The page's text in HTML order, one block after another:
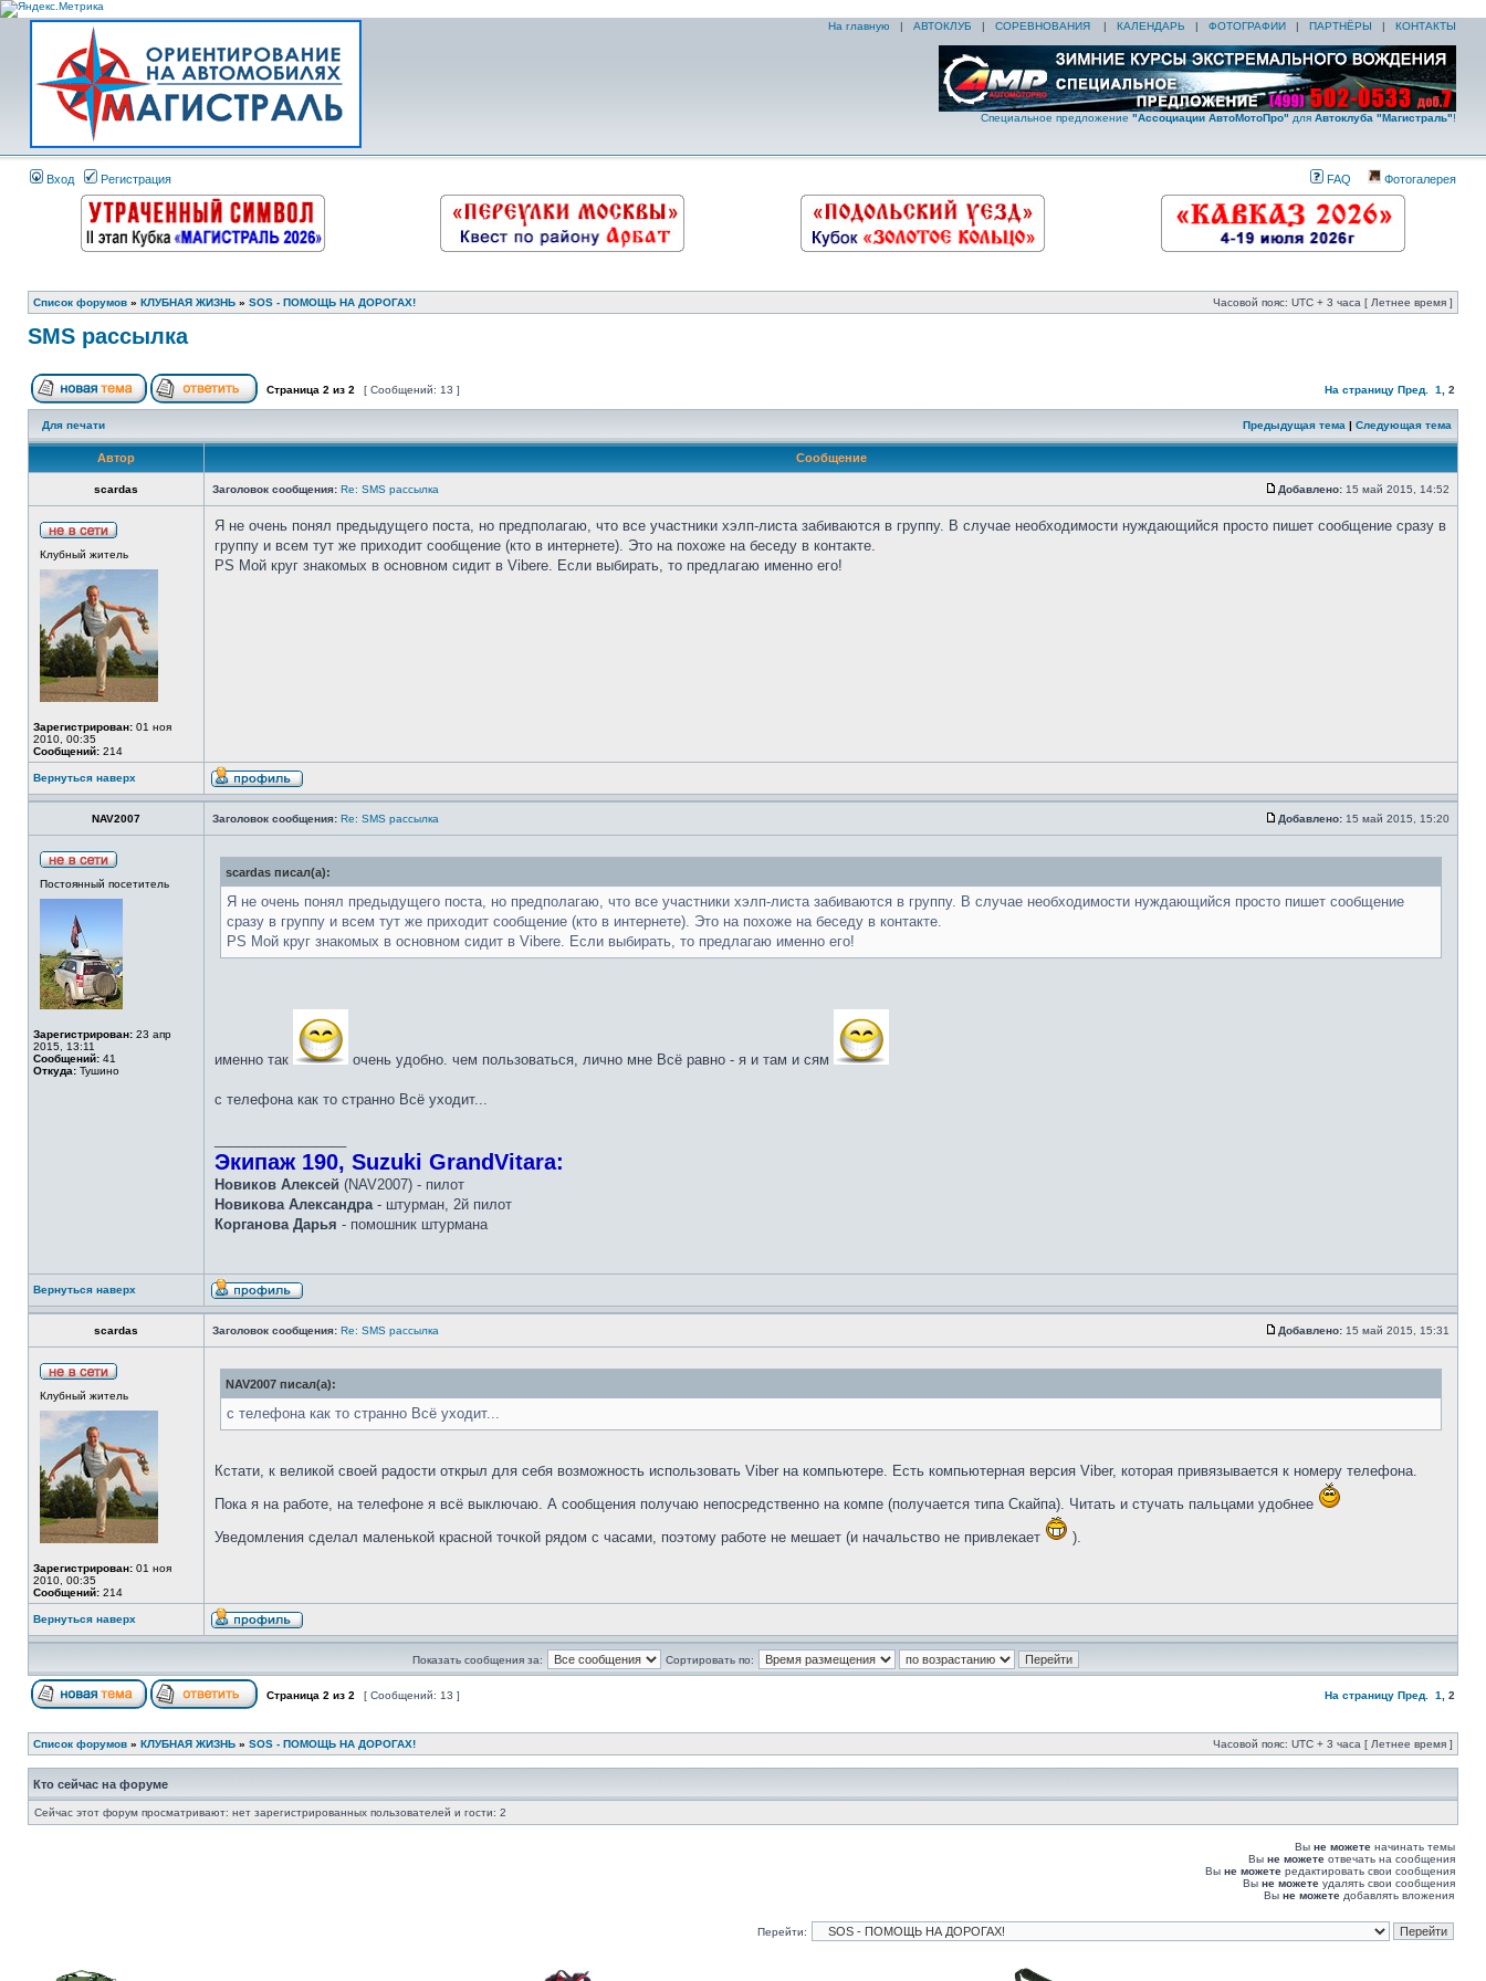
На главную | АВТОКЛУБ | СОРЕВНОВАНИЯ | КАЛЕНДАРЬ | ФОТОГРАФИИ | ПАРТНЁРЫ | КОНТАКТЫ
Специальное предложение "Ассоциации АвтоМотоПро" для Автоклуба "Магистраль"!
Вход Регистрация FAQ Фотогалерея
Список форумов » КЛУБНАЯ ЖИЗНЬ » SOS - ПОМОЩЬ НА ДОРОГАХ! Часовой пояс: UTC + 3 часа [ Летнее время ]
SMS рассылка
Страница 2 из 2 [ Сообщений: 13 ] На страницу Пред. 1 2
Для печати Предыдущая тема | Следующая тема
Автор Сообщение
scardas Заголовок сообщения: Re: SMS рассылка Добавлено: 15 май 2015, 14:52
Клубный житель
Зарегистрирован: 01 ноя
2010, 00:35
Сообщений: 214
Я не очень понял предыдущего поста, но предполагаю, что все участники хэлп-листа забиваются в группу. В случае необходимости нуждающийся просто пишет сообщение сразу в
группу и всем тут же приходит сообщение (кто в интернете). Это на похоже на беседу в контакте.
PS Мой круг знакомых в основном сидит в Vibere. Если выбирать, то предлагаю именно его!
Вернуться наверх
NAV2007 Заголовок сообщения: Re: SMS рассылка Добавлено: 15 май 2015, 15:20
Постоянный посетитель
Зарегистрирован: 23 апр
2015, 13:11
Сообщений: 41
Откуда: Тушино
scardas писал(а):
Я не очень понял предыдущего поста, но предполагаю, что все участники хэлп-листа забиваются в группу. В случае необходимости нуждающийся просто пишет сообщение
сразу в группу и всем тут же приходит сообщение (кто в интернете). Это на похоже на беседу в контакте.
PS Мой круг знакомых в основном сидит в Vibere. Если выбирать, то предлагаю именно его!
именно так очень удобно. чем пользоваться, лично мне Всё равно - я и там и сям
с телефона как то странно Всё уходит...
Экипаж 190, Suzuki GrandVitara:
Новиков Алексей (NAV2007) - пилот
Новикова Александра- штурман, 2й пилот
Корганова Дарья - помошник штурмана
Вернуться наверх
scardas Заголовок сообщения: Re: SMS рассылка Добавлено: 15 май 2015, 15:31
Клубный житель
Зарегистрирован: 01 ноя
2010, 00:35
Сообщений: 214
NAV2007 писал(а):
с телефона как то странно Всё уходит...
Кстати, к великой своей радости открыл для себя возможность использовать Viber на компьютере. Есть компьютерная версия Viber, которая привязывается к номеру телефона.
Пока я на работе, на телефоне я всё выключаю. А сообщения получаю непосредственно на компе (получается типа Скайпа). Читать и стучать пальцами удобнее
Уведомления сделал маленькой красной точкой рядом с часами, поэтому работе не мешает (и начальство не привлекает
).
Вернуться наверх
Показать сообщения за: Сортировать по:
Страница 2 из 2 [ Сообщений: 13 ] На страницу Пред. 1 2
Список форумов » КЛУБНАЯ ЖИЗНЬ » SOS - ПОМОЩЬ НА ДОРОГАХ! Часовой пояс: UTC + 3 часа [ Летнее время ]
Кто сейчас на форуме
Сейчас этот форум просматривают: нет зарегистрированных пользователей и гости: 2
Вы не можете начинать темы
Вы не можете отвечать на сообщения
Вы не можете редактировать свои сообщения
Вы не можете удалять свои сообщения
Вы не можете добавлять вложения
Перейти: